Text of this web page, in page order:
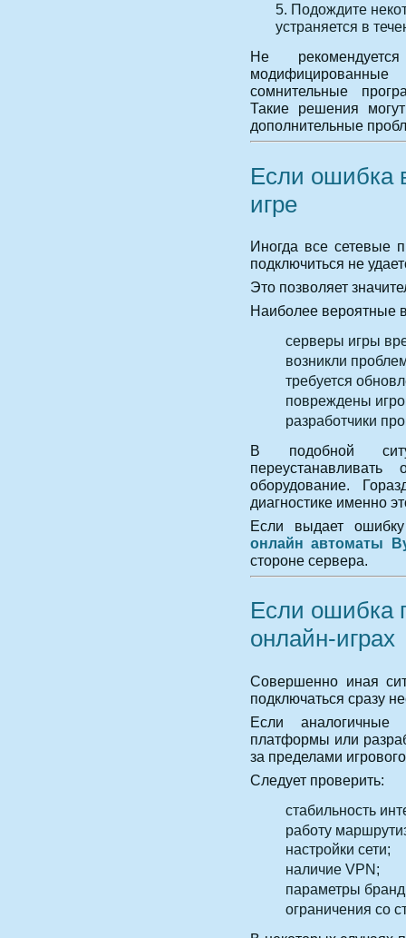
Подождите
устраняется в
Не
модифицированные
сомнительные
Такие решения
дополнительные
Если ошибка
игре
Иногда все сетевые
подключиться не
Это позволяет
Наиболее вероятные
серверы игры
возникли
требуется
повреждены
разработчики
В подобной
оборудование.
диагностике именно
Если выдает
онлайн автоматы
стороне сервера.
Если ошибка
онлайн-играх
Совершенно иная
подключаться сразу
Если аналогичные
платформы или
за пределами
Следует проверить:
стабильность
работу
настройки сети;
наличие VPN;
параметры
ограничения со